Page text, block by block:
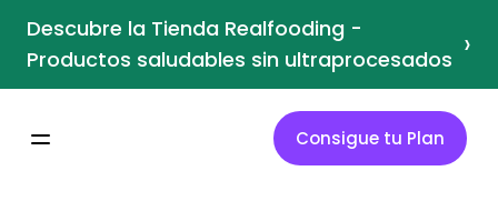
Descubre la Tienda Realfooding -
Productos saludables sin ultraprocesados ›
Consigue tu Plan